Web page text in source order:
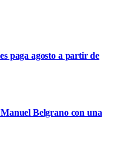
paga agosto a partir de
Belgrano con una